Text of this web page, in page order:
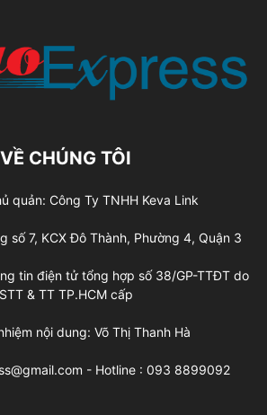
VỀ CHÚNG TÔI
quản: Công Ty TNHH Keva Link
số 7, KCX Đô Thành, Phường 4, Quận 3
tin điện tử tổng hợp số 38/GP-TTĐT do
STT & TT TP.HCM cấp
nội dung: Võ Thị Thanh Hà
- Hotline : 093 8899092